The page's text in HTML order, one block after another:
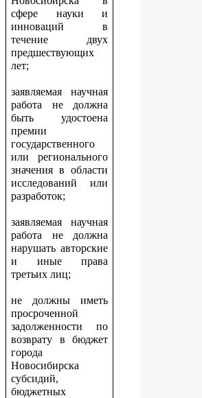
сфере науки и
инноваций в
течение двух
предшествующих
лет;
заявляемая научная
работа не должна
быть удостоена
премии
государственного
или регионального
значения в области
исследований или
разработок;
заявляемая научная
работа не должна
нарушать авторские
и иные права
третьих лиц;
не должны иметь
просроченной
задолженности по
возврату в бюджет
города
Новосибирска
субсидий,
бюджетных